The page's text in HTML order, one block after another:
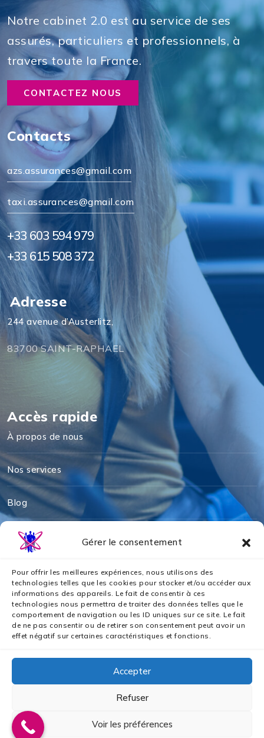
Gérer le consentement
Pour offrir les meilleures expériences, nous utilisons des
technologies telles que les cookies pour stocker et/ou accéder aux
informations des appareils. Le fait de consentir à ces
technologies nous permettra de traiter des données telles que le
comportement de navigation ou les ID uniques sur ce site. Le fait
de ne pas consentir ou de retirer son consentement peut avoir un
effet négatif sur certaines caractéristiques et fonctions.
Accepter
Refuser
Voir les préférences
Notre cabinet 2.0 est au service de ses
assurés, particuliers et professionnels, à
travers toute la France.
CONTACTEZ NOUS
Contacts
azs.assurances@gmail.com
taxi.assurances@gmail.com
+33 603 594 979
+33 615 508 372
Adresse
244 avenue d’Austerlitz,
83700 SAINT-RAPHAEL
Accès rapide
À propos de nous
Nos services
Blog
Mentions légales
Politique de cookies
Politique de confidentialité
Nos partenaires
2024 © Tous droits réservés par AZS ASSURANCES
Création Site WordPress